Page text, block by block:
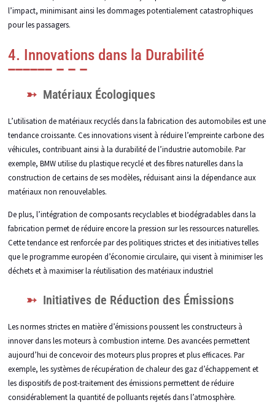
l’impact, minimisant ainsi les dommages potentialement catastrophiques
pour les passagers.
4. Innovations dans la Durabilité
Matériaux Écologiques
L’utilisation de matériaux recyclés dans la fabrication des automobiles est une
tendance croissante. Ces innovations visent à réduire l’empreinte carbone des
véhicules, contribuant ainsi à la durabilité de l’industrie automobile. Par
exemple, BMW utilise du plastique recyclé et des fibres naturelles dans la
construction de certains de ses modèles, réduisant ainsi la dépendance aux
matériaux non renouvelables.
De plus, l’intégration de composants recyclables et biodégradables dans la
fabrication permet de réduire encore la pression sur les ressources naturelles.
Cette tendance est renforcée par des politiques strictes et des initiatives telles
que le programme européen d’économie circulaire, qui visent à minimiser les
déchets et à maximiser la réutilisation des matériaux industriel
Initiatives de Réduction des Émissions
Les normes strictes en matière d’émissions poussent les constructeurs à
innover dans les moteurs à combustion interne. Des avancées permettent
aujourd’hui de concevoir des moteurs plus propres et plus efficaces. Par
exemple, les systèmes de récupération de chaleur des gaz d’échappement et
les dispositifs de post-traitement des émissions permettent de réduire
considérablement la quantité de polluants rejetés dans l’atmosphère.